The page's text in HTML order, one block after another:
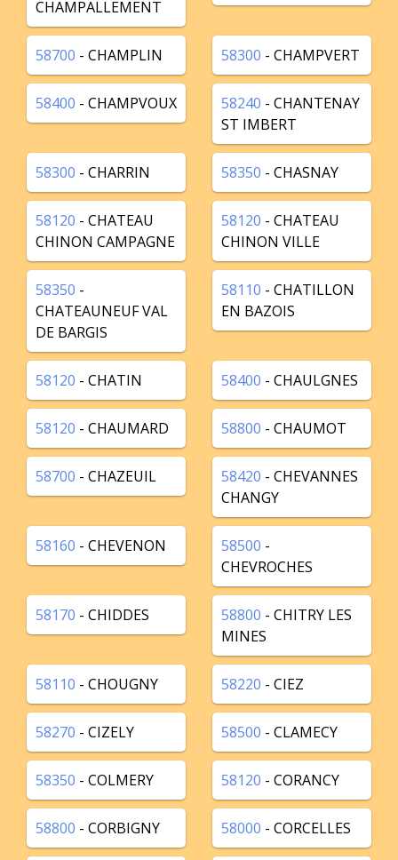
CHAMPALLEMENT
58700 - CHAMPLIN 58300 - CHAMPVERT
58400 - CHAMPVOUX 58240 - CHANTENAY
ST IMBERT
58300 - CHARRIN 58350 - CHASNAY
58120 - CHATEAU
CHINON CAMPAGNE
58120 - CHATEAU
CHINON VILLE
58350 -
CHATEAUNEUF VAL
DE BARGIS
58110 - CHATILLON
EN BAZOIS
58120 - CHATIN 58400 - CHAULGNES
58120 - CHAUMARD 58800 - CHAUMOT
58700 - CHAZEUIL 58420 - CHEVANNES
CHANGY
58160 - CHEVENON 58500 -
CHEVROCHES
58170 - CHIDDES 58800 - CHITRY LES
MINES
58110 - CHOUGNY 58220 - CIEZ
58270 - CIZELY 58500 - CLAMECY
58350 - COLMERY 58120 - CORANCY
58800 - CORBIGNY 58000 - CORCELLES